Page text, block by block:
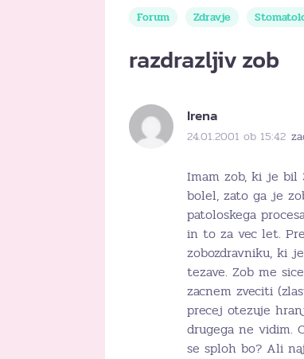
Forum Zdravje
razdrazljiv zob
Irena
24.01.2001 ob 15:42
Imam zob, ki je bil
bolel, zato ga je
patoloskega
in to za vec let.
zobozdravniku, ki
tezave. Zob me
zacnem zveciti
precej otezuje
drugega ne vidim.
se sploh bo? Ali